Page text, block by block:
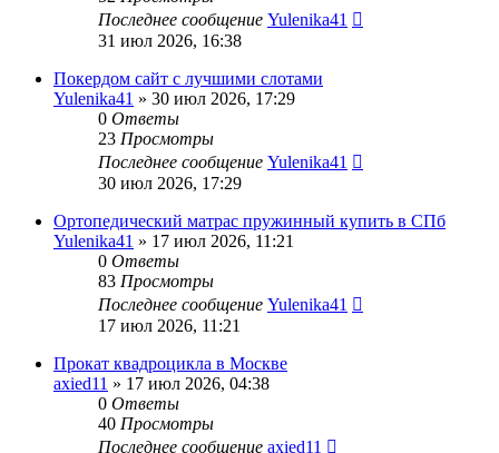
Последнее сообщение Yulenika41
31 июл 2026, 16:38
Покердом сайт с лучшими слотами
Yulenika41 » 30 июл 2026, 17:29
0 Ответы
23 Просмотры
Последнее сообщение Yulenika41
30 июл 2026, 17:29
Ортопедический матрас пружинный купить в СПб
Yulenika41 » 17 июл 2026, 11:21
0 Ответы
83 Просмотры
Последнее сообщение Yulenika41
17 июл 2026, 11:21
Прокат квадроцикла в Москве
axied11 » 17 июл 2026, 04:38
0 Ответы
40 Просмотры
Последнее сообщение axied11